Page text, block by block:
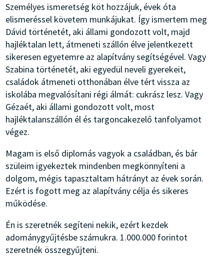
Személyes ismeretség köt hozzájuk, évek óta
elismeréssel követem munkájukat. Így ismertem meg
Dávid történetét, aki állami gondozott volt, majd
hajléktalan lett, átmeneti szállón élve jelentkezett
sikeresen egyetemre az alapítvány segítségével. Vagy
Szabina történetét, aki egyedül neveli gyerekeit,
családok átmeneti otthonában élve tért vissza az
iskolába megvalósítani régi álmát: cukrász lesz. Vagy
Gézaét, aki állami gondozott volt, most
hajléktalanszállón él és targoncakezelő tanfolyamot
végez.
Magam is első diplomás vagyok a családban, és bár
szüleim igyekeztek mindenben megkönnyíteni a
dolgom, mégis tapasztaltam hátrányt az évek során.
Ezért is fogott meg az alapítvány célja és sikeres
működése.
Én is szeretnék segíteni nekik, ezért kezdek
adománygyűjtésbe számukra. 1.000.000 forintot
szeretnék összegyűjteni.